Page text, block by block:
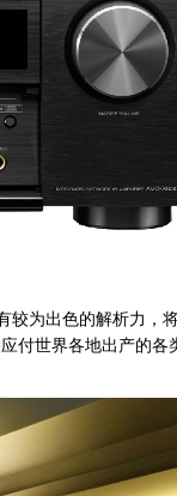
为出色的解析力，
付世界各地出产的